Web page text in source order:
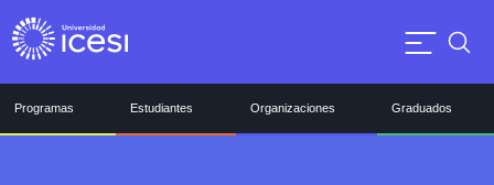
Programas Estudiantes Organizaciones Graduados